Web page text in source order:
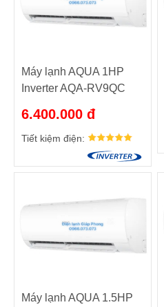
Máy lạnh AQUA 1HP
Inverter AQA-RV9QC
6.400.000 đ
Tiết kiệm điện:
Máy lạnh AQUA 1.5HP